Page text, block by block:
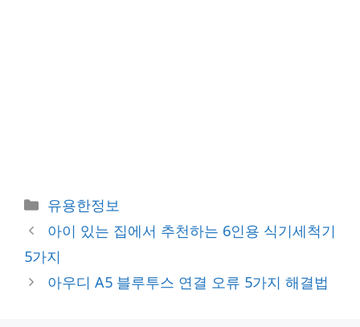
카
테
고
리
유용한정보
아이 있는 집에서 추천하는 6인용 식기세척기
5가지
아우디 A5 블루투스 연결 오류 5가지 해결법